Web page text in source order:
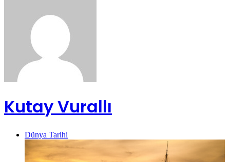
Kutay Vurallı
Dünya Tarihi